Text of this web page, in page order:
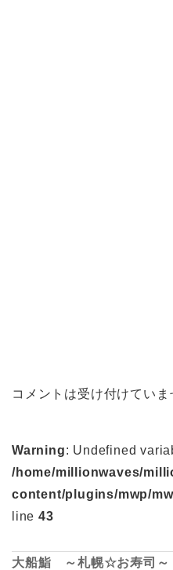
コメントは受け付けていま
Warning: Undefined
/home/millionwaves/
content/plugins/mwp/
line 43
大船鮨 ～札幌☆お寿司～